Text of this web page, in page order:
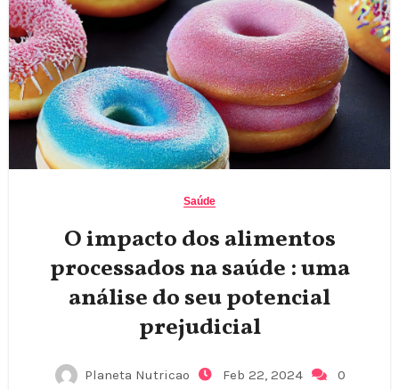
Saúde
O impacto dos alimentos
processados na saúde : uma
análise do seu potencial
prejudicial
Planeta Nutricao Feb 22, 2024
0